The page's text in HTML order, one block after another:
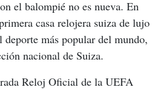
el balompié no es nueva. En
casa relojera suiza de lujo
más popular del mundo,
nacional de Suiza.
Reloj Oficial de la UEFA